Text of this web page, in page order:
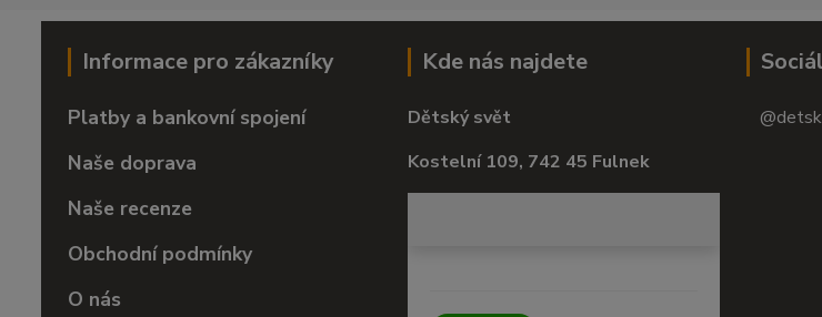
Informace pro zákazníky
Platby a bankovní spojení
Naše doprava
Naše recenze
Obchodní podmínky
O nás
Kde nás najdete
Dětský svět
Kostelní 109, 742 45 Fulnek